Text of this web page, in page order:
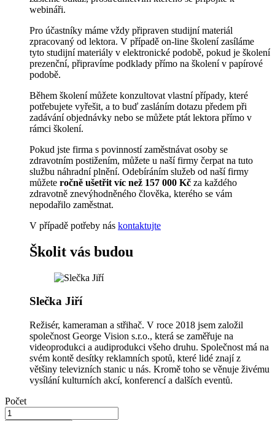
webináři.
Pro účastníky máme vždy připraven studijní materiál
zpracovaný od lektora. V případě on-line školení zasíláme
tyto studijní materiály v elektronické podobě, pokud je školení
prezenční, připravíme podklady přímo na školení v papírové
podobě.
Během školení můžete konzultovat vlastní případy, které
potřebujete vyřešit, a to buď zasláním dotazu předem při
zadávání objednávky nebo se můžete ptát lektora přímo v
rámci školení.
Pokud jste firma s povinností zaměstnávat osoby se
zdravotním postižením, můžete u naší firmy čerpat na tuto
službu náhradní plnění. Odebíráním služeb od naší firmy
můžete ročně ušetřit víc než 157 000 Kč za každého
zdravotně znevýhodněného člověka, kterého se vám
nepodařilo zaměstnat.
V případě potřeby nás kontaktujte
Školit vás budou
Slečka Jiří
Režisér, kameraman a střihač. V roce 2018 jsem založil
společnost George Vision s.r.o., která se zaměřuje na
videoprodukci a audiprodukci všeho druhu. Společnost má na
svém kontě desítky reklamních spotů, které lidé znají z
většiny televizních stanic u nás. Kromě toho se věnuje živému
vysílání kulturních akcí, konferencí a dalších eventů.
Počet